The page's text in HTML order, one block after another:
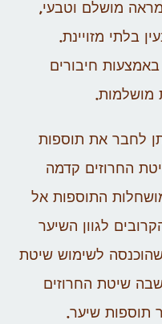
מראה מושלם וטבעי,
בלתי מזויינת.
חיבורים
מושלמות.
לחבר את תוספות
החרוזים קדמה
התוספות אל
לגוון השיער
לשימוש שיטת
שיטת החרוזים
תוספות שיער.